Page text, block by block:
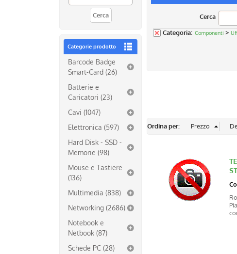
Categorie prodotto
Barcode Badge
Smart-Card (26)
Batterie e
Caricatori (23)
Cavi (1047)
Elettronica (597)
Hard Disk - SSD -
Memorie (98)
Mouse e Tastiere
(136)
Multimedia (838)
Networking (2686)
Notebook e
Netbook (87)
Schede PC (28)
Cerca
Categoria: Componenti >
Ordina per: